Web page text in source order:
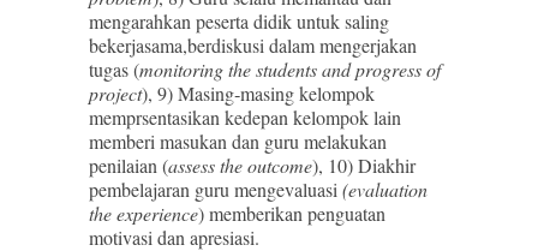
mengarahkan peserta didik untuk saling
bekerjasama,berdiskusi dalam mengerjakan
tugas (monitoring the students and progress of
project), 9) Masing‐masing kelompok
memprsentasikan kedepan kelompok lain
memberi masukan dan guru melakukan
penilaian (assess the outcome), 10) Diakhir
pembelajaran guru mengevaluasi (evaluation
the experience) memberikan penguatan
motivasi dan apresiasi.